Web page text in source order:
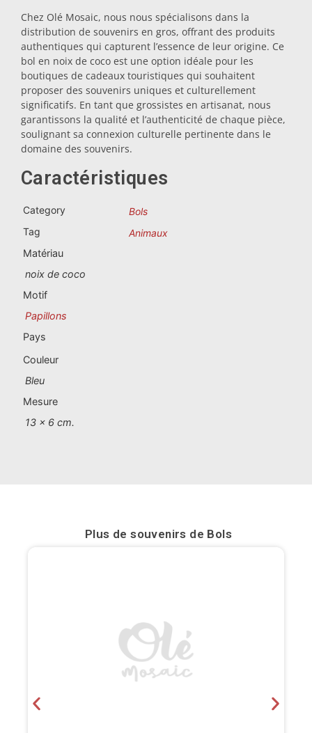
Souvenirs par ville
Souvenirs d'Espagne
Souvenirs du Portugal
Souvenirs personnalisés
Alicante
Ávila
Cartagena
Chez Olé Mosaic, nous nous spécialisons dans la
distribution de souvenirs en gros, offrant des produits
authentiques qui capturent l’essence de leur origine. Ce
bol en noix de coco est une option idéale pour les
boutiques de cadeaux touristiques qui souhaitent
proposer des souvenirs uniques et culturellement
significatifs. En tant que grossistes en artisanat, nous
garantissons la qualité et l’authenticité de chaque pièce,
soulignant sa connexion culturelle pertinente dans le
domaine des souvenirs.
Caractéristiques
Category
Bols
Tag
Animaux
Matériau
noix de coco
Motif
Papillons
Pays
Couleur
Bleu
Mesure
13 x 6 cm.
Plus de souvenirs de Bols